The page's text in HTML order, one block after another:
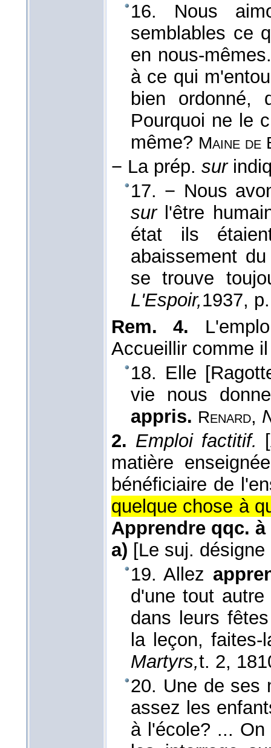
16. Nous
semblables ce
en nous-
à ce qui
bien ordonné,
Pourquoi ne le
même? Maine de
− La prép. sur
17. − Nous
sur l'être
état ils
abaissement
se trouve
L'Espoir,1937,
Rem. 4.
Accueillir comme
18. Elle
vie nous
appris. Renard,
2. Emploi factitif.
matière
bénéficiaire de
quelque chose à
Apprendre qqc. à
a) [Le suj.
19. Allez
d'une tout
dans leurs
la leçon,
Martyrs,t. 2,
20. Une de ses
assez les
à l'école? ...